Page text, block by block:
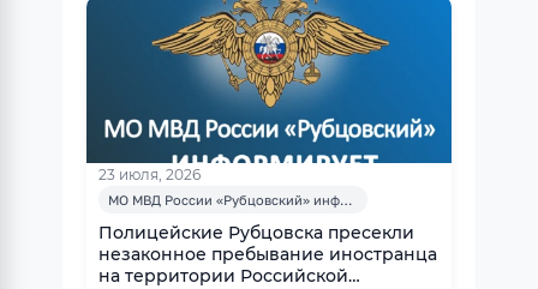
23 июля, 2026
МО МВД России «Рубцовский» информирует
Полицейские Рубцовска пресекли
незаконное пребывание иностранца
на территории Российской